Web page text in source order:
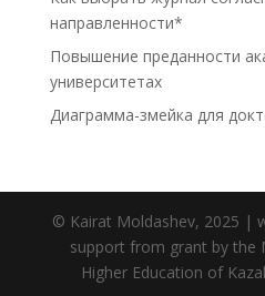
направленности*
Повышение преданности
университетах
Диаграмма-змейка для
© Kairat Moldashev, 2025 |
support from grant by the
Higher Education of